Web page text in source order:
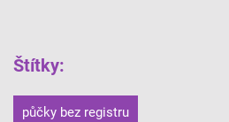
Štítky:
půčky bez registru